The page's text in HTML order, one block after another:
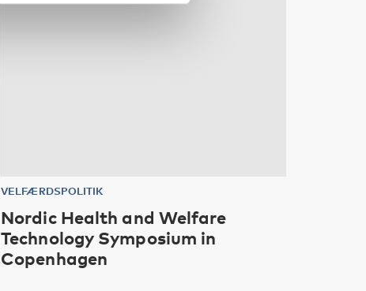
VELFÆRDSPOLITIK
Nordic Health and Welfare
Technology Symposium in
Copenhagen